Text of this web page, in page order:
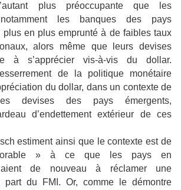
plus préoccupante que les
les banques des pays
plus en plus emprunté à de faibles taux
alors même que leurs devises
à s’apprécier vis-à-vis du dollar.
de la politique monétaire
du dollar, dans un contexte de
devises des pays émergents,
d’endettement extérieur de ces
estiment ainsi que le contexte est de
» à ce que les pays en
aient de nouveau à réclamer une
part du FMI. Or, comme le démontre